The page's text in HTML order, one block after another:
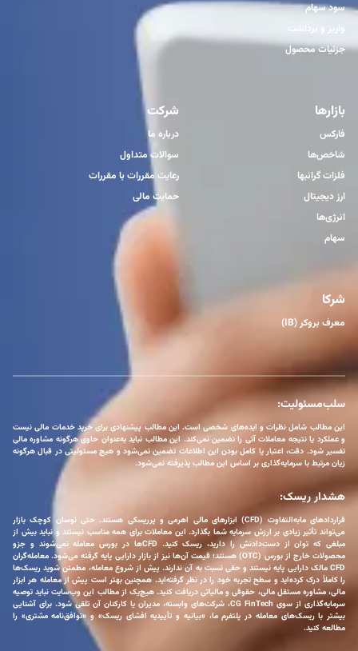
سود سهام
واریز و برداشت
جزئیات محصول
بازارها
فارکس
شاخص‌ها
فلزات گرانبها
ارز دیجیتال
انرژی‌ها
سهام
شرکت
درباره ما
سوالات متداول
رعایت مقررات با مقررات
حمایت مالی
شرکا
معرف بروکر (IB)
سلب‌مسئولیت:
این مطالب شامل نظرات و ایده‌های شخصی است. این مطالب پیشنهادی برای خرید خدمات مالی نیست
و عملکرد یا نتیجه معاملات آتی را تضمین نمی‌کند. این مطالب نباید به‌عنوان حاوی هرگونه مشاوره مالی
تفسیر شود. دقت، اعتبار یا کامل بودن این اطلاعات تضمین نمی‌شود و هیچ مسئولیتی در قبال هرگونه
زیان مرتبط با سرمایه‌گذاری بر اساس این مطالب پذیرفته نمی‌شود.
هشدار ریسک:
قراردادهای مابه‌التفاوت (CFD) ابزارهای مالی اهرمی و پرریسکی هستند. حتی نوسان کوچک بازار
می‌تواند تأثیر زیادی بر ارزش سرمایه شما بگذارد. این معاملات برای همه مناسب نیستند و نباید بیش از
مبلغی که توان از دست‌دادنش را دارید، ریسک کنید. CFDها در بورس معامله نمی‌شوند و جزو
محصولات خارج از بورس (OTC) هستند؛ قیمت آن‌ها نیز از بازار دارایی پایه گرفته می‌شود. معامله‌گران
CFD مالک دارایی پایه نیستند و حقی نسبت به آن ندارند. پیش از شروع معامله، مطمئن شوید ریسک‌ها
را کاملاً درک کرده‌اید و سطح تجربه خود را در نظر گرفته‌اید. همچنین بهتر است پیش از معامله هر ابزار
مالی، مشاوره مستقل مالی، حقوقی و مالیاتی دریافت کنید. هیچ‌یک از مطالب این وب‌سایت نباید توصیه
سرمایه‌گذاری از سوی CG FinTech، شرکت‌های وابسته، مدیران یا کارکنان آن تلقی شود. برای آشنایی
بیشتر با ریسک‌های معامله در پلتفرم ما، «بیانیه و تأییدیه افشای ریسک» و «توافق‌نامه مشتری» را
مطالعه کنید.